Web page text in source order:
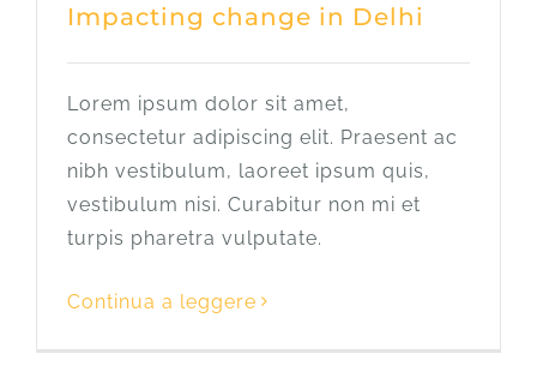
Impacting change in Delhi
Lorem ipsum dolor sit amet,
consectetur adipiscing elit. Praesent ac
nibh vestibulum, laoreet ipsum quis,
vestibulum nisi. Curabitur non mi et
turpis pharetra vulputate.
Continua a leggere